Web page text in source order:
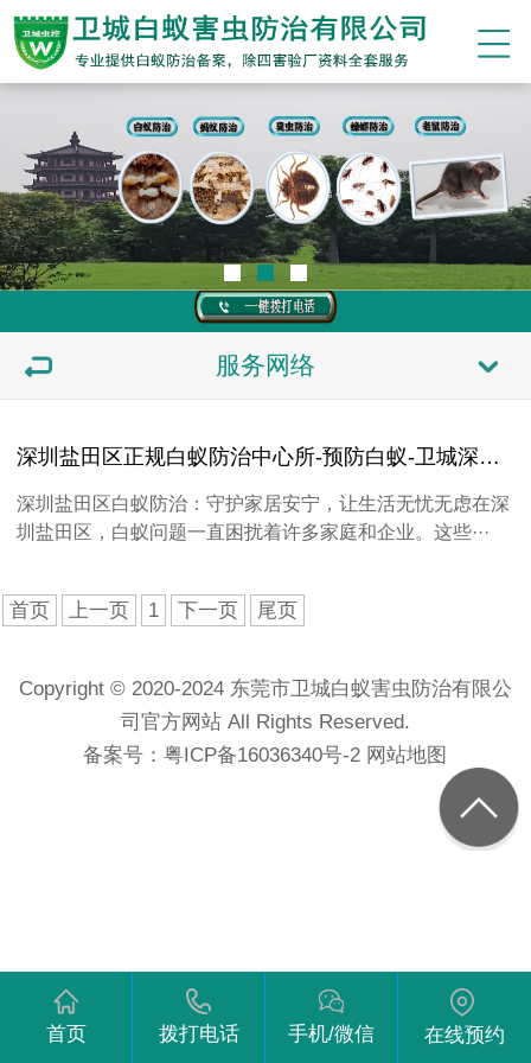
服务网络
深圳盐田区正规白蚁防治中心所-预防白蚁-卫城深圳盐田区上门灭除蚂蚁公司机构电话
深圳盐田区白蚁防治：守护家居安宁，让生活无忧无虑在深
圳盐田区，白蚁问题一直困扰着许多家庭和企业。这些···
首页 上一页 1 下一页 尾页
Copyright © 2020-2024 东莞市卫城白蚁害虫防治有限公
司官方网站 All Rights Reserved.
备案号：粤ICP备16036340号-2 网站地图
首页 拨打电话 手机/微信 在线预约